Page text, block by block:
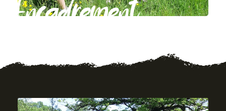
Encadrement